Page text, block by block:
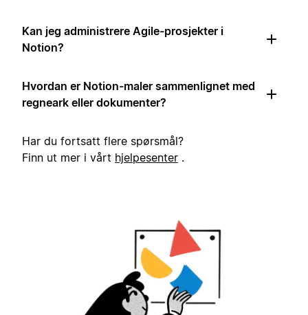
Kan jeg administrere Agile-prosjekter i
Notion?
Hvordan er Notion-maler sammenlignet med
regneark eller dokumenter?
Har du fortsatt flere spørsmål?
Finn ut mer i vårt hjelpesenter .